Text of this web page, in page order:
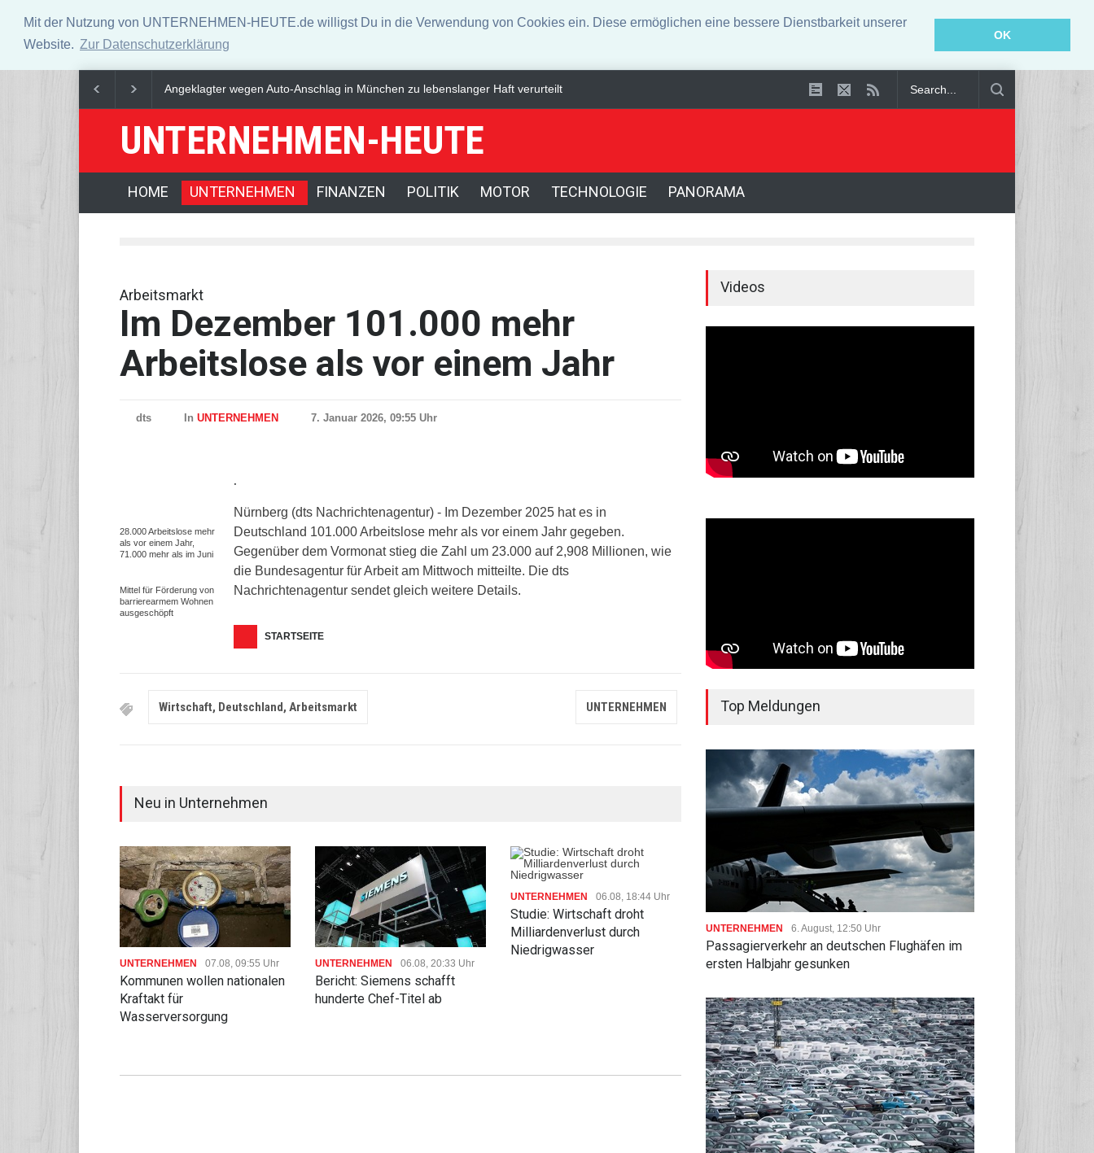
Mit der Nutzung von UNTERNEHMEN-HEUTE.de willigst Du in die Verwendung von Cookies ein. Diese ermöglichen eine bessere Dienstbarkeit unserer
Website. Zur Datenschutzerklärung
OK
SPD-Politiker verteidigt Drohnen-Zuständigkeiten US-Börsen lassen nach - Ölpreis steigt kräftig Angeklagter wegen Auto-Anschlag in München zu lebenslanger Haft verurteilt
UNTERNEHMEN-HEUTE
HOME UNTERNEHMEN FINANZEN POLITIK MOTOR TECHNOLOGIE PANORAMA
Arbeitsmarkt
Im Dezember 101.000 mehr
Arbeitslose als vor einem Jahr
dts In UNTERNEHMEN 7. Januar 2026, 09:55 Uhr
.
Nürnberg (dts Nachrichtenagentur) - Im Dezember 2025 hat es in
Deutschland 101.000 Arbeitslose mehr als vor einem Jahr gegeben.
Gegenüber dem Vormonat stieg die Zahl um 23.000 auf 2,908 Millionen, wie
die Bundesagentur für Arbeit am Mittwoch mitteilte. Die dts
Nachrichtenagentur sendet gleich weitere Details.
STARTSEITE
28.000 Arbeitslose mehr
als vor einem Jahr,
71.000 mehr als im Juni
Mittel für Förderung von
barrierearmem Wohnen
ausgeschöpft
Wirtschaft, Deutschland, Arbeitsmarkt UNTERNEHMEN
Neu in Unternehmen
UNTERNEHMEN 07.08, 09:55 Uhr
Kommunen wollen nationalen
Kraftakt für
Wasserversorgung
UNTERNEHMEN 06.08, 20:33 Uhr
Bericht: Siemens schafft
hunderte Chef-Titel ab
UNTERNEHMEN 06.08, 18:44 Uhr
Studie: Wirtschaft droht
Milliardenverlust durch
Niedrigwasser
UNTERNEHMEN 06.08, 18:09 Uhr
Höhere Trassenpreise:
Länder drohen mit Klage
UNTERNEHMEN
RWE gibt Offshore-
auf
Videos
Top Meldungen
UNTERNEHMEN 6. August, 12:50 Uhr
Passagierverkehr an deutschen Flughäfen im
ersten Halbjahr gesunken